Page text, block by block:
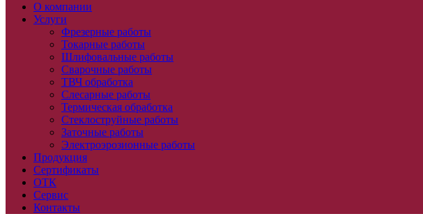
О компании
Услуги
Фрезерные работы
Токарные работы
Шлифовальные работы
Сварочные работы
ТВЧ обработка
Слесарные работы
Термическая обработка
Стеклоструйные работы
Заточные работы
Электроэрозионные работы
Продукция
Сертификаты
ОТК
Сервис
Контакты